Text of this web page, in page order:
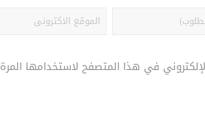
في هذا المتصفح لاستخدامها المرة